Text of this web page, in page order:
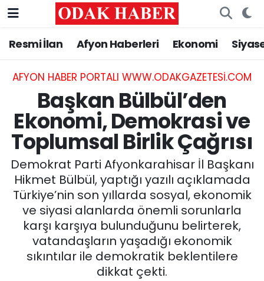
Resmi İlan Afyon Haberleri Ekonomi
AFYON HABER PORTALI WWW.ODAKGAZETESI.COM
Başkan Bülbül’den
Ekonomi, Demokrasi ve
Toplumsal Birlik Çağrısı
Demokrat Parti Afyonkarahisar İl Başkanı
Hikmet Bülbül, yaptığı yazılı açıklamada
Türkiye’nin son yıllarda sosyal, ekonomik
ve siyasi alanlarda önemli sorunlarla
karşı karşıya bulunduğunu belirterek,
vatandaşların yaşadığı ekonomik
sıkıntılar ile demokratik beklentilere
dikkat çekti.
AFYONKARAHİSAR HABERLERİ
Resmi İlan
ASAYİŞ
GÜNCEL
SİYASET
EĞİTİM
MAGAZİN
SAĞLIK
Nöbetçi Eczaneler
Hava Durumu
Trafik Durumu
Süper Lig Puan Durumu ve Fikstür
Tüm Manşetler
Son Dakika Haberleri
Haber Arşivi